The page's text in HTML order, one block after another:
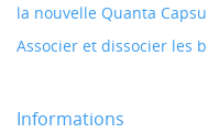
la nouvelle Quanta
Associer et dissocier les
Informations